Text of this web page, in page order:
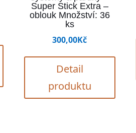
Super Stick Extra –
oblouk Množství: 36
ks
300,00Kč
Detail
produktu